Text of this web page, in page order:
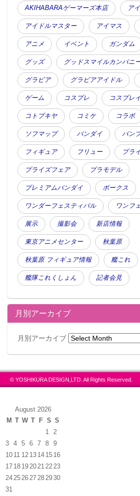
AKIHABARAゲーマーズ本店 ア
アイドルマスター アイマス
アニメ イベント ガンダム
グッズ グッドスマイルカンパニ
グラビア グラビアアイドル
ゲーム コスプレ コスプレ
コトブキヤ コミケ コラボ
ソフマップ バンダイ バン
フィギュア フリュー プラ
プライズフェア プラモデル
プレミアムバンダイ ボークス
ワンダーフェスティバル ワンフ
展示 撮影会 新店情報
東京アニメセンター 秋葉原
秋葉原 フィギュア情報 艦これ
艦隊これくしょん 記者会見
月別アーカイブ
月別アーカイブ
© YOSHIKURA DESIGN,LTD. All Rights Reserved.
August 2026
M T W T F S S
1
2
3
4 5 6 7 8
9
10 11 12 13 14 15 16
17 18 19 20 21 22 23
24 25 26 27 28 2930
31